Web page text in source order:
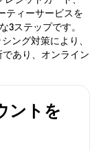
ティーサービスを
3ステップです。
ング対策により、
あり、オンライン
ントを